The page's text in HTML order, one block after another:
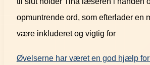
opmuntrende ord, som efterlader en
være inkluderet og vigtig for
Øvelserne har været en god hjælp